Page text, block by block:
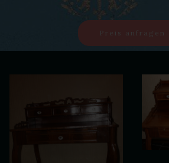
Preis anfragen